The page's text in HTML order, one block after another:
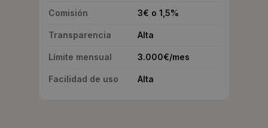
Comisión 3€ o 1,5%
Transparencia Alta
Límite mensual 3.000€/mes
Facilidad de uso Alta